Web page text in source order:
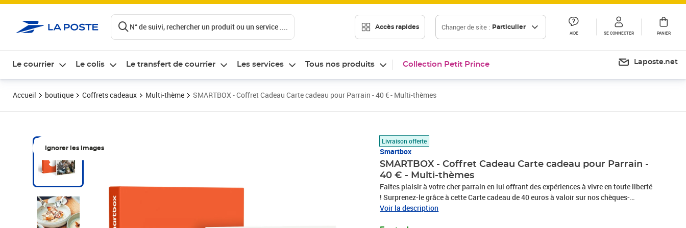
N° de suivi, rechercher un produit ou un service .... Accès rapides Changer de site : Particulier
AIDE SE CONNECTER PANIER
Le courrier Le colis Le transfert de courrier Les services Tous nos produits Collection Petit Prince Laposte.net
Accueil boutique Coffrets cadeaux Multi-thème SMARTBOX - Coffret Cadeau Carte cadeau pour Parrain - 40 € - Multi-thèmes
Ignorer les images
Livraison offerte
Smartbox
SMARTBOX - Coffret Cadeau Carte cadeau pour Parrain -
40 € - Multi-thèmes
Faites plaisir à votre cher parrain en lui offrant des expériences à vivre en toute liberté
! Surprenez-le grâce à cette Carte cadeau de 40 euros à valoir sur nos chèques-
cadeaux Smartbox rassemblant plus de 150 000 activités et 1000 produits valables
Voir la description
Prix 40,00€